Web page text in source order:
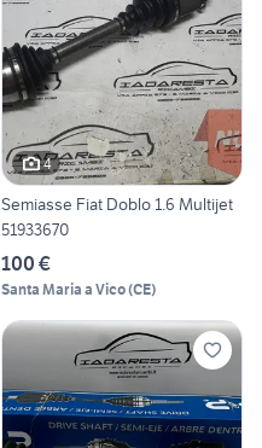
4
Semiasse Fiat Doblo 1.6 Multijet
51933670
100 €
Santa Maria a Vico(CE)